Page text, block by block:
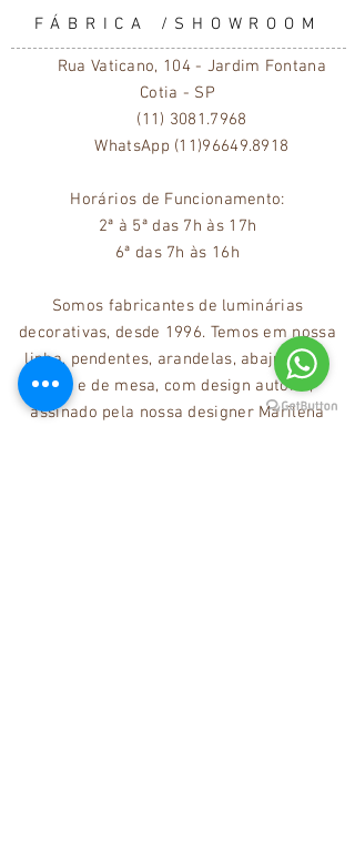
FÁBRICA /SHOWROOM
Rua Vaticano, 104 - Jardim Fontana
Cotia - SP
(11) 3081.7968
WhatsApp (11)96649.8918
Horários de Funcionamento:
2ª à 5ª das 7h às 17h
6ª das 7h às 16h
Somos fabricantes de luminárias
decorativas, desde 1996. Temos em nossa
linha, pendentes, arandelas, abajures de
piso e de mesa, com design autoral,
assinado pela nossa designer Marilena